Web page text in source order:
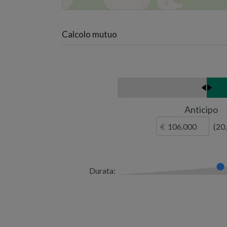
Calcolo mutuo
Anticipo
Durata: